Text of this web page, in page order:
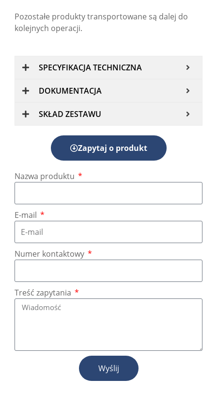
Pozostałe produkty transportowane są dalej do
kolejnych operacji.
SPECYFIKACJA TECHNICZNA
DOKUMENTACJA
SKŁAD ZESTAWU
Zapytaj o produkt
Nazwa produktu
E-mail
Numer kontaktowy
Treść zapytania
Wyślij